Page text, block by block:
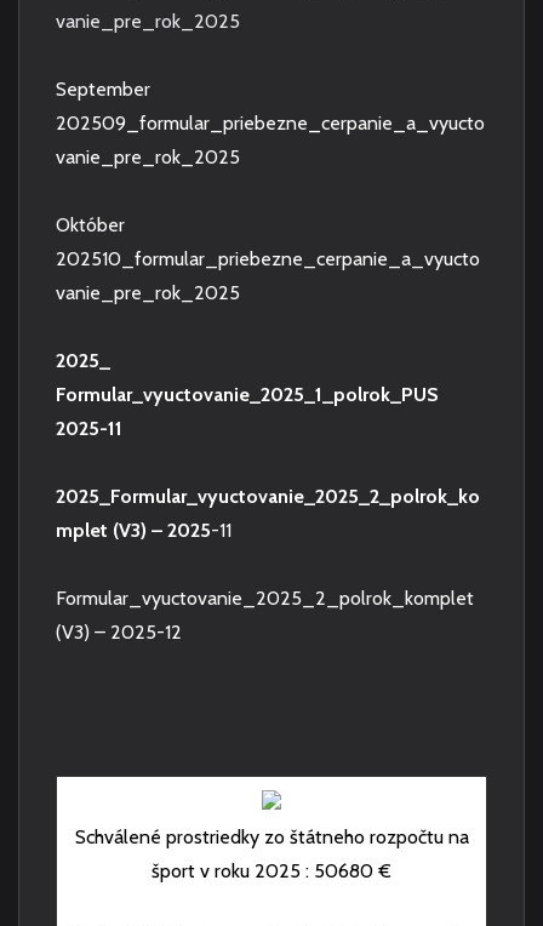
vanie_pre_rok_2025
September
202509_formular_priebezne_cerpanie_a_vyucto
vanie_pre_rok_2025
Október
202510_formular_priebezne_cerpanie_a_vyucto
vanie_pre_rok_2025
2025_
Formular_vyuctovanie_2025_1_polrok_PUS
2025-11
2025_Formular_vyuctovanie_2025_2_polrok_ko
mplet (V3) – 2025-11
Formular_vyuctovanie_2025_2_polrok_komplet
(V3) – 2025-12
Schválené prostriedky zo štátneho rozpočtu na
šport v roku 2025 : 50680 €